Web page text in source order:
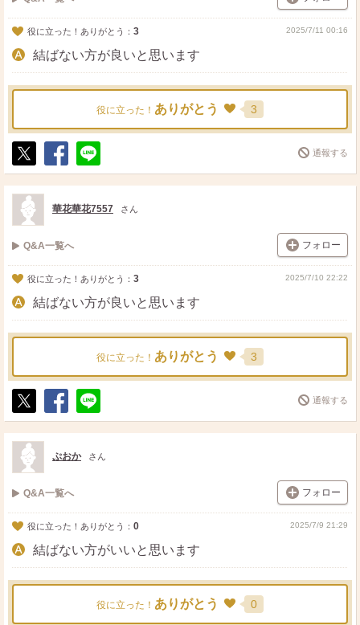
役に立った！ありがとう： 3 2025/7/11 00:16
結ばない方が良いと思います
役に立った！ ありがとう 3
ポ
ス
ト
シ
ェ
送
る
通報する
華花華花7557 さん
Q&A一覧へ フォロー
役に立った！ありがとう： 3 2025/7/10 22:22
結ばない方が良いと思います
役に立った！ ありがとう 3
ポ
ス
ト
シ
ェ
送
る
通報する
ぷおか さん
Q&A一覧へ フォロー
役に立った！ありがとう： 0 2025/7/9 21:29
結ばない方がいいと思います
役に立った！ ありがとう 0